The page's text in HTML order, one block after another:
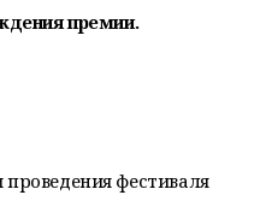
премии.
фестиваля